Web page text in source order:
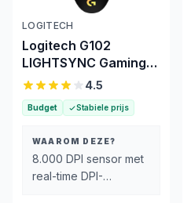
LOGITECH
Logitech G102
LIGHTSYNC Gaming
Muis
4.5
Budget Stabiele prijs
WAAROM DEZE?
8.000 DPI sensor met
real-time DPI-